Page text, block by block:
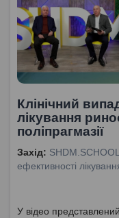
Клінічний
лікування
поліпрагмазії
Захід:
ефективності
У відео